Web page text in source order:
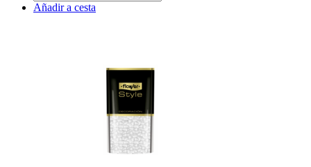
Añadir a cesta